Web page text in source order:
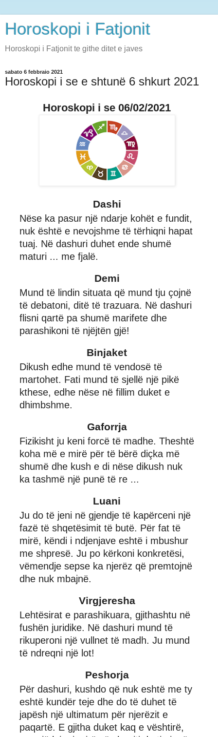
Horoskopi i Fatjonit
Horoskopi i Fatjonit te githe ditet e javes
sabato 6 febbraio 2021
Horoskopi i se e shtunë 6 shkurt 2021
Horoskopi i se 06/02/2021
Dashi
Nëse ka pasur një ndarje kohët e fundit,
nuk është e nevojshme të tërhiqni hapat
tuaj. Në dashuri duhet ende shumë
maturi ... me fjalë.
Demi
Mund të lindin situata që mund tju çojnë
të debatoni, ditë të trazuara. Në dashuri
flisni qartë pa shumë marifete dhe
parashikoni të njëjtën gjë!
Binjaket
Dikush edhe mund të vendosë të
martohet. Fati mund të sjellë një pikë
kthese, edhe nëse në fillim duket e
dhimbshme.
Gaforrja
Fizikisht ju keni forcë të madhe. Theshtë
koha më e mirë për të bërë diçka më
shumë dhe kush e di nëse dikush nuk
ka tashmë një punë të re ...
Luani
Ju do të jeni në gjendje të kapërceni një
fazë të shqetësimit të butë. Për fat të
mirë, këndi i ndjenjave eshtë i mbushur
me shpresë. Ju po kërkoni konkretësi,
vëmendje sepse ka njerëz që premtojnë
dhe nuk mbajnë.
Virgjeresha
Lehtësirat e parashikuara, gjithashtu në
fushën juridike. Në dashuri mund të
rikuperoni një vullnet të madh. Ju mund
të ndreqni një lot!
Peshorja
Për dashuri, kushdo që nuk eshtë me ty
eshtë kundër teje dhe do të duhet të
japësh një ultimatum për njerëzit e
paqartë. E gjitha duket kaq e vështirë,